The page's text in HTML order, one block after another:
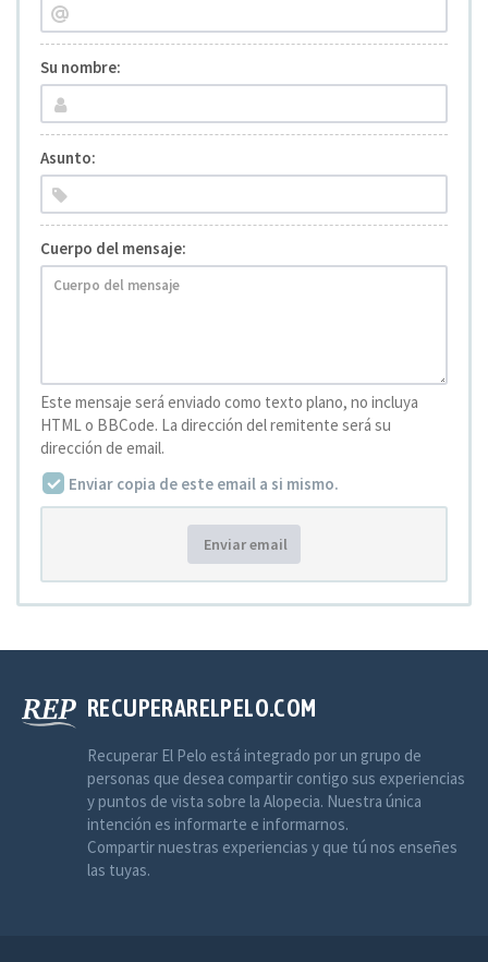
Su nombre:
Asunto:
Cuerpo del mensaje:
Este mensaje será enviado como texto plano, no incluya
HTML o BBCode. La dirección del remitente será su
dirección de email.
Enviar copia de este email a si mismo.
Enviar email
RECUPERARELPELO.COM
Recuperar El Pelo está integrado por un grupo de
personas que desea compartir contigo sus experiencias
y puntos de vista sobre la Alopecia. Nuestra única
intención es informarte e informarnos.
Compartir nuestras experiencias y que tú nos enseñes
las tuyas.